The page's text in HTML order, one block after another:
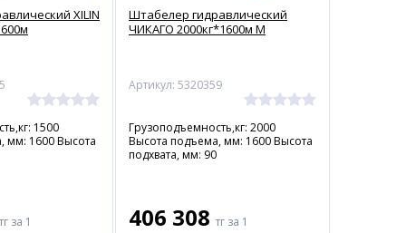
XILIN
1500
мм: 1600 Высота
тг за 1
Штабелер гидравлический
ЧИКАГО 2000кг*1600м М
Артикул: 5320359
Грузоподъемность,кг: 2000
Высота подъема, мм: 1600 Высота
подхвата, мм: 90
406 308 тг за 1